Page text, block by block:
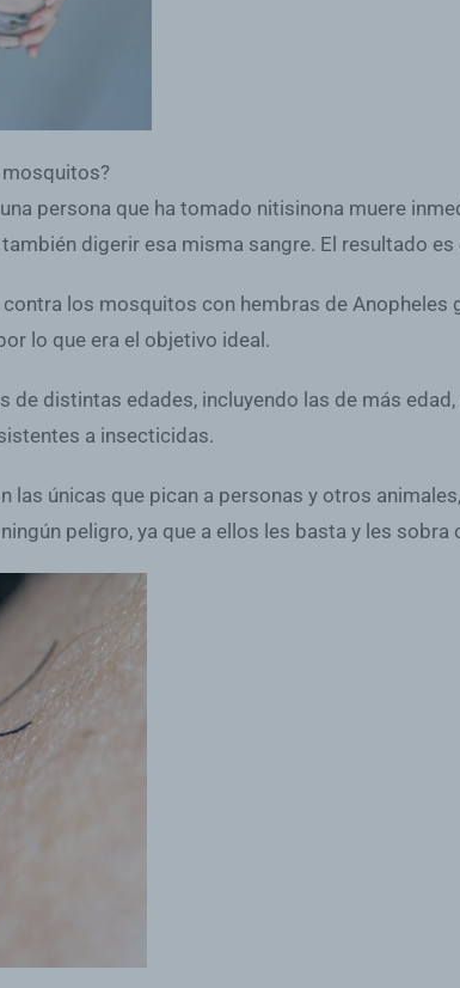
persona que ha tomado nitisinona muere
digerir esa misma sangre. El resultado
los mosquitos con hembras de Anopheles
lo que era el objetivo ideal.
distintas edades, incluyendo las de más
a insecticidas.
las únicas que pican a personas y otros
peligro, ya que a ellos les basta y les sobra